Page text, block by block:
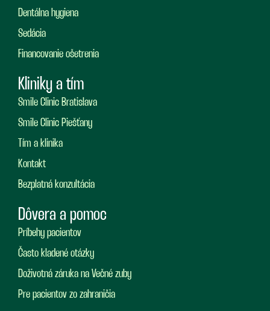
Dentálna hygiena
Sedácia
Financovanie ošetrenia
Kliniky a tím
Smile Clinic Bratislava
Smile Clinic Piešťany
Tím a klinika
Kontakt
Bezplatná konzultácia
Dôvera a pomoc
Príbehy pacientov
Často kladené otázky
Doživotná záruka na Večné zuby
Pre pacientov zo zahraničia